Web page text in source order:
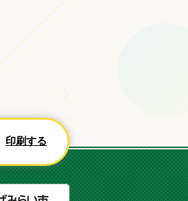
印刷する
つくばみ